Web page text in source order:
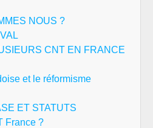
NOUS ?
CNT EN FRANCE
et le réformisme
ET STATUTS
France ?